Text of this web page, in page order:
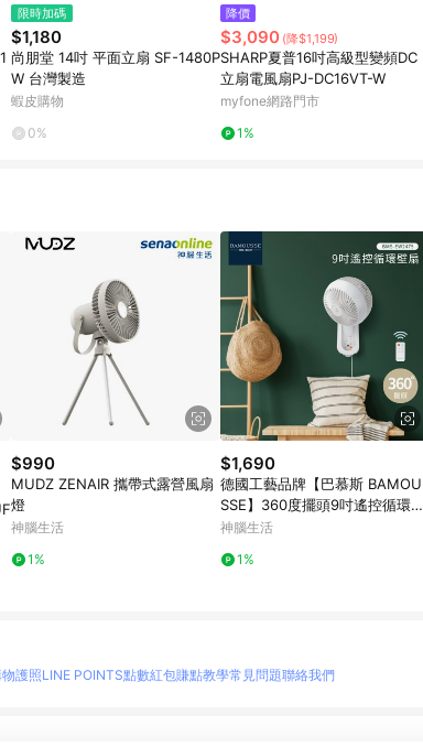
限時加碼
$1,180
尚朋堂 14吋 平面立扇 SF-1480P
W 台灣製造
蝦皮購物
0%
降價
$3,090 (降$1,199)
SHARP夏普16吋高級型變頻DC
立扇電風扇PJ-DC16VT-W
myfone網路門市
1%
$990
MUDZ ZENAIR 攜帶式露營風扇
燈
神腦生活
1%
$1,690
德國工藝品牌【巴慕斯 BAMOU
SSE】360度擺頭9吋遙控循環壁
扇 BMS-EW2475
神腦生活
1%
護照LINE POINTS點數紅包賺點教學常見問題聯絡我們